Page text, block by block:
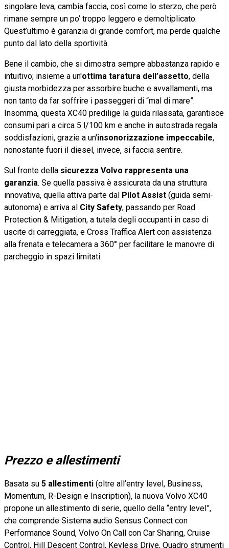
singolare leva, cambia faccia, così come lo sterzo, che però
rimane sempre un po’ troppo leggero e demoltiplicato.
Quest’ultimo è garanzia di grande comfort, ma perde qualche
punto dal lato della sportività.
Bene il cambio, che si dimostra sempre abbastanza rapido e
intuitivo; insieme a un'ottima taratura dell’assetto, della
giusta morbidezza per assorbire buche e avvallamenti, ma
non tanto da far soffrire i passeggeri di “mal di mare”.
Insomma, questa XC40 predilige la guida rilassata, garantisce
consumi pari a circa 5 l/100 km e anche in autostrada regala
soddisfazioni, grazie a un'insonorizzazione impeccabile,
nonostante fuori il diesel, invece, si faccia sentire.
Sul fronte della sicurezza Volvo rappresenta una
garanzia. Se quella passiva è assicurata da una struttura
innovativa, quella attiva parte dal Pilot Assist (guida semi-
autonoma) e arriva al City Safety, passando per Road
Protection & Mitigation, a tutela degli occupanti in caso di
uscite di carreggiata, e Cross Traffica Alert con assistenza
alla frenata e telecamera a 360° per facilitare le manovre di
parcheggio in spazi limitati.
Prezzo e allestimenti
Basata su 5 allestimenti (oltre all’entry level, Business,
Momentum, R-Design e Inscription), la nuova Volvo XC40
propone un allestimento di serie, quello della “entry level”,
che comprende Sistema audio Sensus Connect con
Performance Sound, Volvo On Call con Car Sharing, Cruise
Control, Hill Descent Control, Keyless Drive, Quadro strumenti